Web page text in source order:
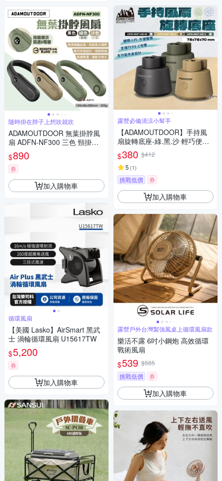
隨時掛在脖子上想吹就吹
ADAMOUTDOOR 無葉掛脖風
扇 ADFN-NF300 三色 頸掛風
扇 露營 悠遊戶外
$890
券
加入購物車
循環風扇
【美國 Lasko】AirSmart 黑武
士 渦輪循環風扇 U15617TW
$5,200
券
加入購物車
露營必備清涼小幫手
【ADAMOUTDOOR】手持風
扇旋轉底座-綠.黑.沙 輕巧便攜
自動旋轉底座 適用多款手持風
扇 登山 露營 悠遊戶外
$380 $412
5 (1)
挑戰低價 券
加入購物車
露營戶外台灣製強風桌上循環風扇款
樂活不露 6吋小鋼炮 高效循環
戰術風扇
$539 $585
挑戰低價
券
加入購物車